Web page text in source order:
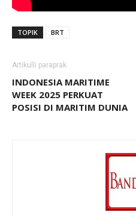
TOPIK BRT
Artikulli paraprak
INDONESIA MARITIME
WEEK 2025 PERKUAT
POSISI DI MARITIM DUNIA